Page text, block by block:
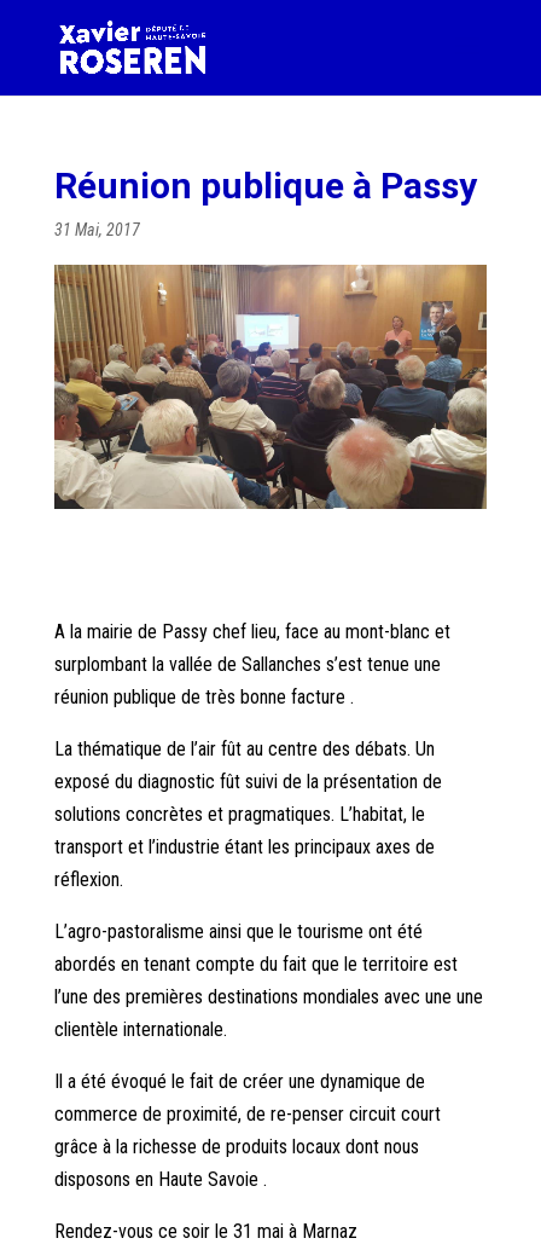
Réunion publique à Passy
31 Mai, 2017
A la mairie de Passy chef lieu, face au mont-blanc et
surplombant la vallée de Sallanches s’est tenue une
réunion publique de très bonne facture .
La thématique de l’air fût au centre des débats. Un
exposé du diagnostic fût suivi de la présentation de
solutions concrètes et pragmatiques. L’habitat, le
transport et l’industrie étant les principaux axes de
réflexion.
L’agro-pastoralisme ainsi que le tourisme ont été
abordés en tenant compte du fait que le territoire est
l’une des premières destinations mondiales avec une une
clientèle internationale.
Il a été évoqué le fait de créer une dynamique de
commerce de proximité, de re-penser circuit court
grâce à la richesse de produits locaux dont nous
disposons en Haute Savoie .
Rendez-vous ce soir le 31 mai à Marnaz